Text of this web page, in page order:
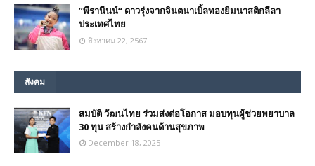
”พีรานีนน์“​ ดาวรุ่งจากจินตนาเบิ้ลทองยิมนาสติกลีลา
ประเทศไทย
สิงหาคม 22, 2567
สังคม
สมบัติ วัฒนไทย ร่วมส่งต่อโอกาส มอบทุนผู้ช่วยพยาบาล
30 ทุน สร้างกำลังคนด้านสุขภาพ
December 18, 2025